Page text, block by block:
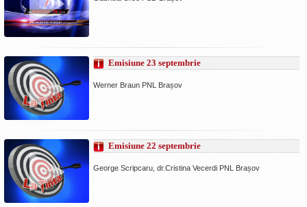
Emisiune 23 septembrie
Werner Braun PNL Brașov
Emisiune 22 septembrie
George Scripcaru, dr.Cristina Vecerdi PNL Brașov